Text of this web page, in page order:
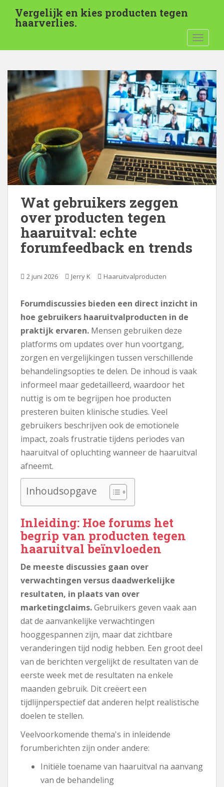
r
Vergelijk en kies producten tegen
haarverlies.
Wat gebruikers zeggen
over producten tegen
haaruitval: echte
forumfeedback en trends
2 juni 2026 Jerry K Haaruitvalproducten
Forumdiscussies bieden een direct inzicht in
hoe gebruikers haaruitvalproducten in de
praktijk ervaren. Mensen gebruiken deze
platforms om updates over hun voortgang,
zorgen en vergelijkingen tussen verschillende
behandelingsopties te delen. De inhoud is vaak
informeel maar gedetailleerd, waardoor het
nuttig is om te begrijpen hoe producten
presteren buiten klinische studies. Veel
gebruikers beschrijven ook de emotionele
impact, zoals frustratie tijdens periodes van
haaruitval of opluchting wanneer de haaruitval
afneemt.
Inhoudsopgave
Inleiding: Hoe forums het
begrip van producten tegen
haaruitval beïnvloeden
De meeste discussies gaan over
verwachtingen versus daadwerkelijke
resultaten, in plaats van over
marketingclaims.Gebruikers geven vaak aan
dat de aanvankelijke verwachtingen
hooggespannen zijn, maar dat zichtbare
veranderingen tijd nodig hebben. Een groot deel
van de berichten vergelijkt de resultaten van de
eerste week met de resultaten na enkele
maanden gebruik. Dit creëert een
tijdlijnperspectief dat anderen helpt realistische
doelen te stellen.
Veelvoorkomende thema's in inleidende
forumberichten zijn onder andere:
Initiële toename van haaruitval na aanvang
van de behandeling